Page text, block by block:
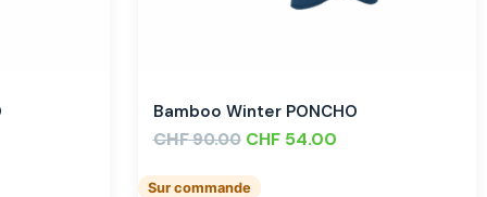
Bamboo Winter PONCHO
CHF90.00 CHF54.00
Sur commande